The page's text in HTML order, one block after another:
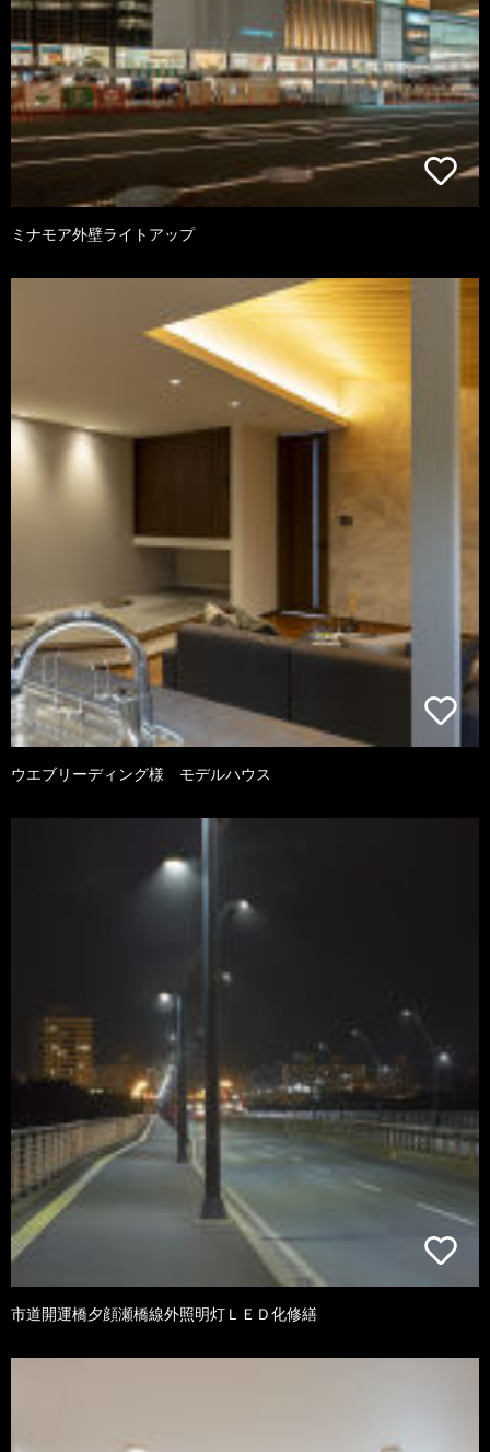
ミナモア外壁ライトアップ
ウエブリーディング様 モデルハウス
市道開運橋夕顔瀬橋線外照明灯ＬＥＤ化修繕